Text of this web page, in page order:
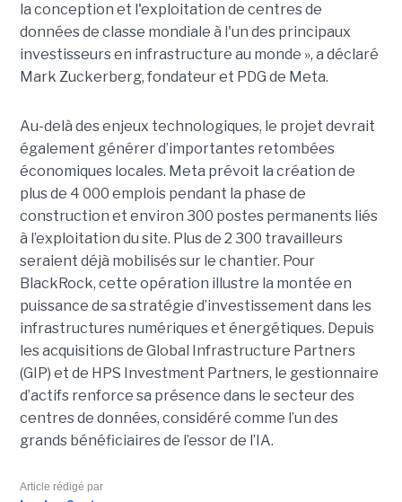
la conception et l'exploitation de centres de
données de classe mondiale à l'un des principaux
investisseurs en infrastructure au monde », a déclaré
Mark Zuckerberg, fondateur et PDG de Meta.
Au-delà des enjeux technologiques, le projet devrait
également générer d’importantes retombées
économiques locales. Meta prévoit la création de
plus de 4 000 emplois pendant la phase de
construction et environ 300 postes permanents liés
à l’exploitation du site. Plus de 2 300 travailleurs
seraient déjà mobilisés sur le chantier. Pour
BlackRock, cette opération illustre la montée en
puissance de sa stratégie d’investissement dans les
infrastructures numériques et énergétiques. Depuis
les acquisitions de Global Infrastructure Partners
(GIP) et de HPS Investment Partners, le gestionnaire
d’actifs renforce sa présence dans le secteur des
centres de données, considéré comme l’un des
grands bénéficiaires de l’essor de l’IA.
Article rédigé par